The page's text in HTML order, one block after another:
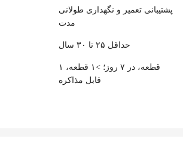
پشتیبانی تعمیر و نگهداری طولانی
مدت
حداقل ۲۵ تا ۳۰ سال
۱ قطعه، در ۷ روز؛ >۱ قطعه،
قابل مذاکره